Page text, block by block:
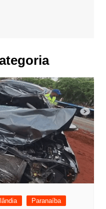
Paranaíba